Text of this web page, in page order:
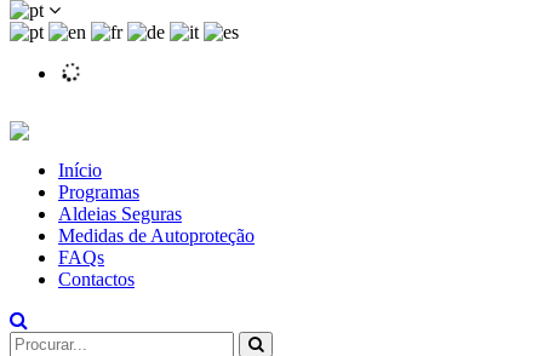
Início
Programas
Aldeias Seguras
Medidas de Autoproteção
FAQs
Contactos